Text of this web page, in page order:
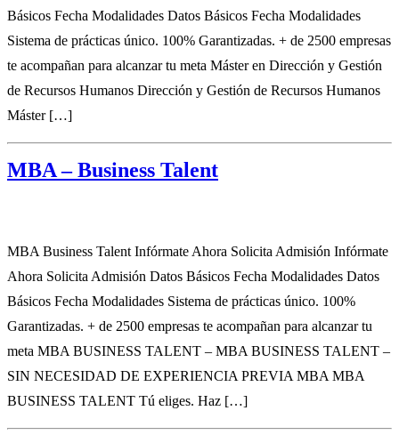
Básicos Fecha Modalidades Datos Básicos Fecha Modalidades
Sistema de prácticas único. 100% Garantizadas. + de 2500 empresas
te acompañan para alcanzar tu meta Máster en Dirección y Gestión
de Recursos Humanos Dirección y Gestión de Recursos Humanos
Máster […]
MBA – Business Talent
MBA Business Talent Infórmate Ahora Solicita Admisión Infórmate
Ahora Solicita Admisión Datos Básicos Fecha Modalidades Datos
Básicos Fecha Modalidades Sistema de prácticas único. 100%
Garantizadas. + de 2500 empresas te acompañan para alcanzar tu
meta MBA BUSINESS TALENT – MBA BUSINESS TALENT –
SIN NECESIDAD DE EXPERIENCIA PREVIA MBA MBA
BUSINESS TALENT Tú eliges. Haz […]